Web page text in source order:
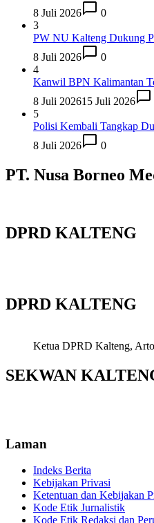
8 Juli 2026
0
3
PW NU Kalteng Dukung
8 Juli 2026
0
4
Kanwil BPN Kalimantan
8 Juli 202615 Juli 2026
5
Polisi Kembali Tangkap
8 Juli 2026
0
PT. Nusa Borneo
DPRD KALTENG
DPRD KALTENG
Ketua DPRD Kalteng,
SEKWAN
Laman
Indeks Berita
Kebijakan Privasi
Ketentuan dan Kebijakan
Kode Etik Jurnalistik
Kode Etik Redaksi dan